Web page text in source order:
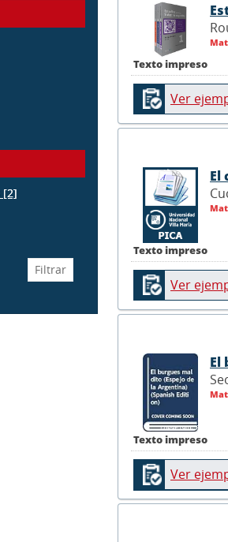
[2]
Texto impreso
Ver
Texto impreso
El
Ver
Texto impreso
El
Ver